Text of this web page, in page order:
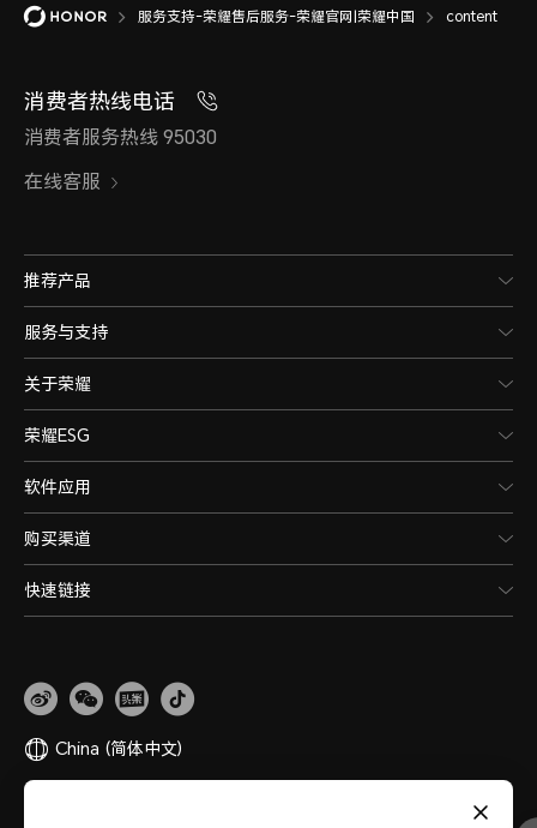
服务支持-荣耀售后服务-荣耀官网|荣耀中国 content
消费者热线电话
消费者服务热线 95030
在线客服
推荐产品
服务与支持
关于荣耀
荣耀ESG
软件应用
购买渠道
快速链接
China (简体中文)